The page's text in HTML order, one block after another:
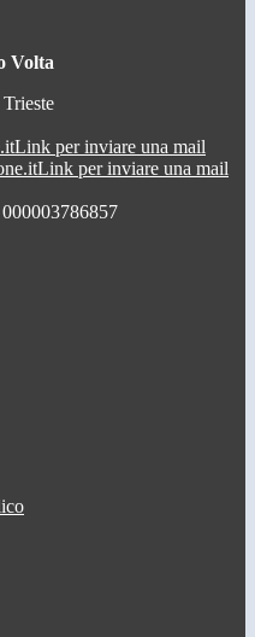
Volta
Link per inviare una mail
Link per inviare una mail